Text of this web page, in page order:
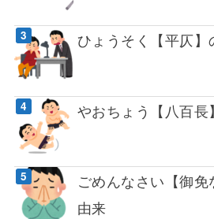
ひょうそく【平仄】
やおちょう【八百
ごめんなさい【御免
由来